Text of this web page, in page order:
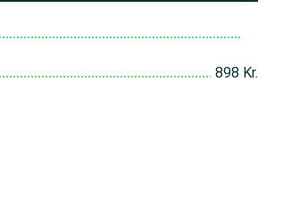
898 Kr.